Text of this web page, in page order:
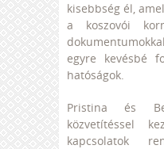
kisebbség él,
a koszovói
egyre kevésbé
hatóságok.
Pristina és
közvetítéssel
kapcsolatok